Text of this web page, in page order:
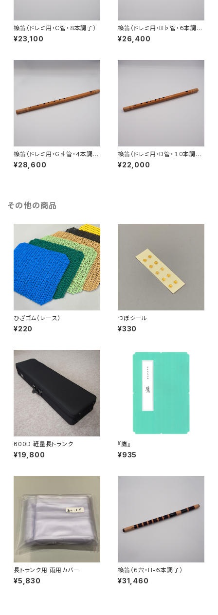
篠笛（ドレミ用・C管・８本調子）
¥23,100
篠笛（ドレミ用・B♭管・６本調
子）
¥26,400
篠笛（ドレミ用・G♯管・４本調
子）
¥28,600
篠笛（ドレミ用・D管・１０本調
子）
¥22,000
その他の商品
ひざゴム（レース）
¥220
つぼシール
¥330
600D 軽量長トランク
¥19,800
『鷹』
¥935
長トランク用 雨用カバー
¥5,830
篠笛（６穴・H-６本調子）
¥31,460